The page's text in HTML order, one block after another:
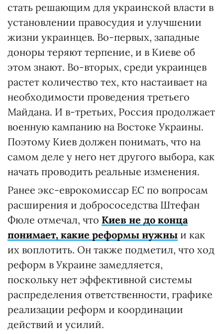
стать решающим для украинской власти в
установлении правосудия и улучшении
жизни украинцев. Во-первых, западные
доноры теряют терпение, и в Киеве об
этом знают. Во-вторых, среди украинцев
растет количество тех, кто настаивает на
необходимости проведения третьего
Майдана. И в-третьих, Россия продолжает
военную кампанию на Востоке Украины.
Поэтому Киев должен понимать, что на
самом деле у него нет другого выбора, как
начать проводить реальные изменения.
Ранее экс-еврокомиссар ЕС по вопросам
расширения и добрососедства Штефан
Фюле отмечал, что Киев не до конца
понимает, какие реформы нужны и как
их воплотить. Он также подметил, что ход
реформ в Украине замедляется,
поскольку нет эффективной системы
распределения ответственности, графике
реализации реформ и координации
действий и усилий.